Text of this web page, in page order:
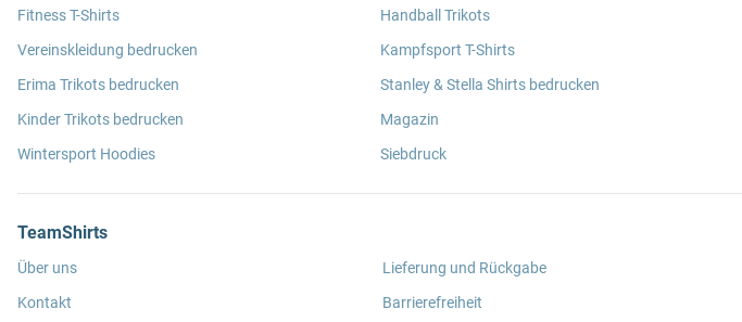
Fitness T-Shirts
Vereinskleidung bedrucken
Erima Trikots bedrucken
Kinder Trikots bedrucken
Wintersport Hoodies
Handball Trikots
Kampfsport T-Shirts
Stanley & Stella Shirts bedrucken
Magazin
Siebdruck
TeamShirts
Über uns
Kontakt
Lieferung und Rückgabe
Barrierefreiheit